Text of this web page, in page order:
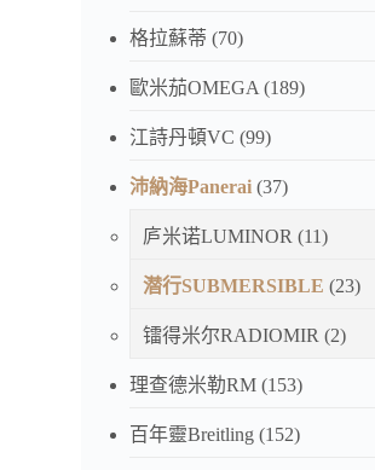
格拉蘇蒂 (70)
歐米茄OMEGA (189)
江詩丹頓VC (99)
沛納海Panerai (37)
庐米诺LUMINOR (11)
潜行SUBMERSIBLE (23)
镭得米尔RADIOMIR (2)
理查德米勒RM (153)
百年靈Breitling (152)